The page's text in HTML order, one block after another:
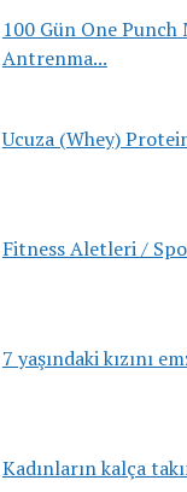
100 Gün One Punch
Antrenma...
Ucuza (Whey)
Fitness Aletleri /
7 yaşındaki kızını
Kadınların kalça